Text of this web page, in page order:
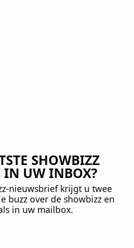
SHOWBIZZ
IN UW INBOX?
nieuwsbrief krijgt u twee
buzz over de showbizz en
in uw mailbox.